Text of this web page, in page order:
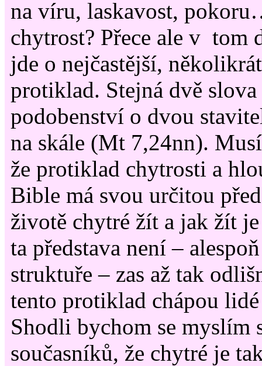
na víru, laskavost,
chytrost? Přece ale v tom
jde o nejčastější,
protiklad. Stejná dvě
podobenství o dvou
na skále (Mt 7,24nn).
že protiklad chytrosti a
Bible má svou určitou
životě chytré žít a jak žít
ta představa není –
struktuře – zas až tak
tento protiklad chápou
Shodli bychom se myslím
současníků, že chytré je